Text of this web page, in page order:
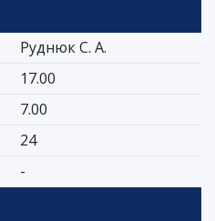
Руднюк С. А.
17.00
7.00
24
-